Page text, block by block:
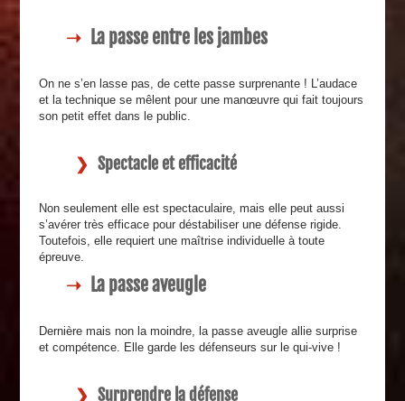
La passe entre les jambes
On ne s’en lasse pas, de cette passe surprenante ! L’audace
et la technique se mêlent pour une manœuvre qui fait toujours
son petit effet dans le public.
Spectacle et efficacité
Non seulement elle est spectaculaire, mais elle peut aussi
s’avérer très efficace pour déstabiliser une défense rigide.
Toutefois, elle requiert une maîtrise individuelle à toute
épreuve.
La passe aveugle
Dernière mais non la moindre, la passe aveugle allie surprise
et compétence. Elle garde les défenseurs sur le qui-vive !
Surprendre la défense